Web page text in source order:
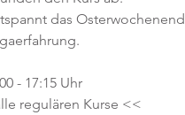
- 17:15 Uhr
regulären Kurse <<